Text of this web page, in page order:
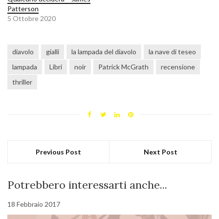
Patterson
5 Ottobre 2020
diavolo gialli la lampada del diavolo
la nave di teseo
lampada
Libri noir Patrick McGrath
recensione
thriller
Previous Post Next Post
Potrebbero interessarti anche...
18 Febbraio 2017